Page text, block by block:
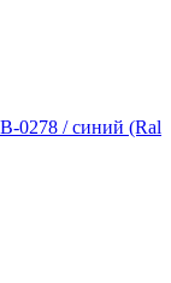
0278 / синий (Ral